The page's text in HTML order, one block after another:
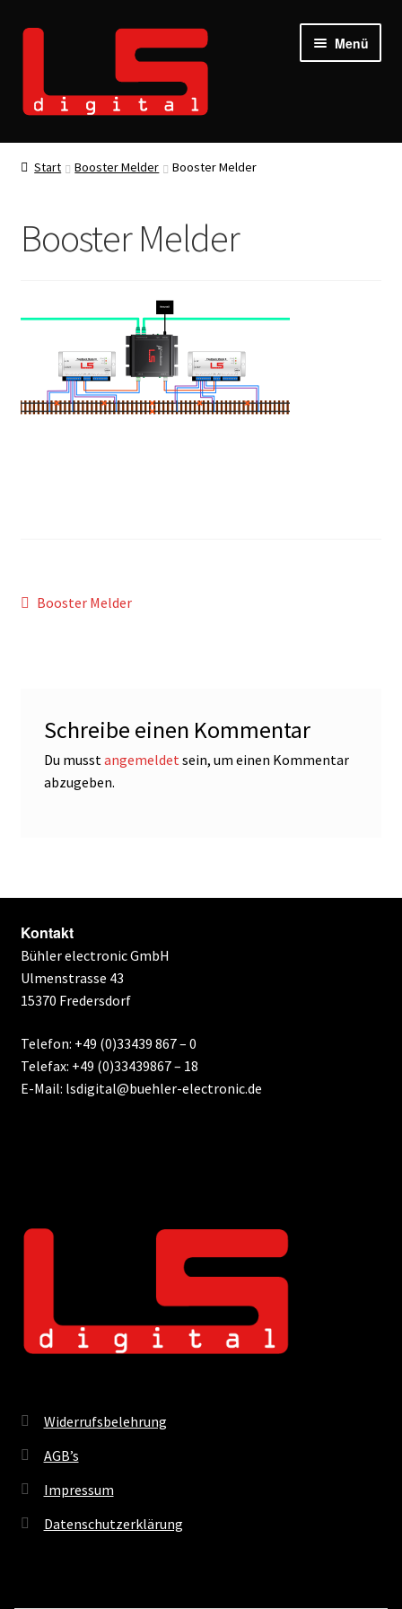
Zur
Zum
Menü
Start Booster Melder Booster Melder
Booster Melder
Beitragsnavigation
Vorheriger
Booster Melder
Schreibe einen Kommentar
Du musstangemeldetsein, um einen Kommentar
abzugeben.
Kontakt
Bühler electronic GmbH
Ulmenstrasse 43
15370 Fredersdorf
Telefon: +49 (0)33439 867 – 0
Telefax: +49 (0)33439867 – 18
E-Mail: lsdigital@buehler-electronic.de
Widerrufsbelehrung
AGB’s
Impressum
Datenschutzerklärung